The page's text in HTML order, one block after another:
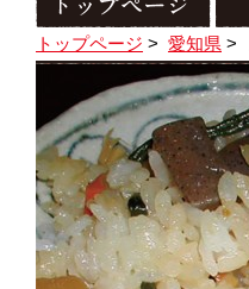
トップページ > 愛知県 >